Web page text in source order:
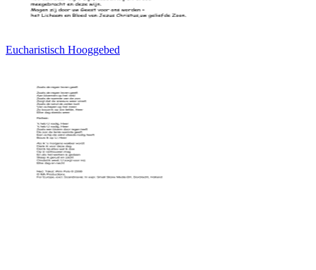
Eucharistisch Hooggebed